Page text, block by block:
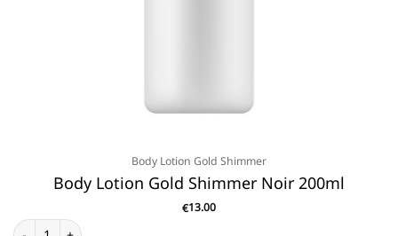
Body Lotion Gold Shimmer
Body Lotion Gold Shimmer Noir 200ml
€13.00
Body Lotion Gold Shimmer Noir 200ml ποσότητα